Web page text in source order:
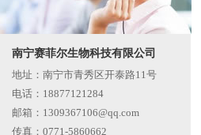
南宁赛菲尔生物科技有限公司
地址：南宁市青秀区开泰路11号
电话：18877121284
邮箱：1309367106@qq.com
传真：0771-5860662